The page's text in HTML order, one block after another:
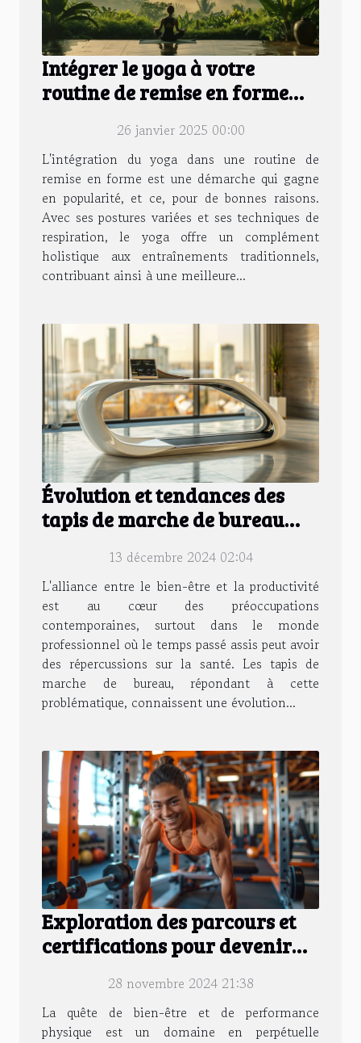
Intégrer le yoga à votre
routine de remise en forme
26 janvier 2025 00:00
L'intégration du yoga dans une routine de
remise en forme est une démarche qui gagne
en popularité, et ce, pour de bonnes raisons.
Avec ses postures variées et ses techniques de
respiration, le yoga offre un complément
holistique aux entraînements traditionnels,
contribuant ainsi à une meilleure...
Évolution et tendances des
tapis de marche de bureau
13 décembre 2024 02:04
L'alliance entre le bien-être et la productivité
est au cœur des préoccupations
contemporaines, surtout dans le monde
professionnel où le temps passé assis peut avoir
des répercussions sur la santé. Les tapis de
marche de bureau, répondant à cette
problématique, connaissent une évolution...
Exploration des parcours et
certifications pour devenir
28 novembre 2024 21:38
La quête de bien-être et de performance
physique est un domaine en perpétuelle